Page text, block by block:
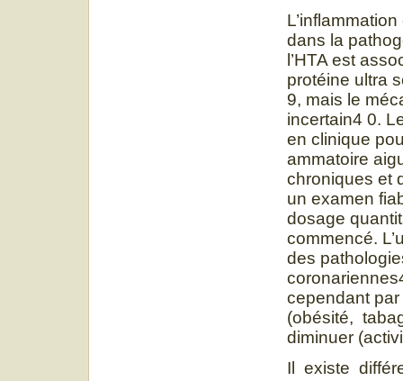
dans la
l’HTA est
protéine ultra
9, mais le
incertain4 0.
en clinique
ammatoire
chroniques et
un examen
dosage
commencé.
des
cependant
(obésité,
diminuer
Il existe